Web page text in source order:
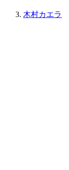
木村カエラ